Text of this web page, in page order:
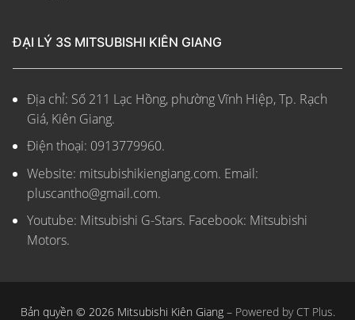
ĐẠI LÝ 3S MITSUBISHI KIÊN GIANG
Địa chỉ: Số 211 Lạc Hồng, phường Vĩnh Hiệp, Tp. Rạch
Giá, Kiên Giang.
Điện thoại: 0913779960.
Website: mitsubishikiengiang.com. Email:
pluscantho@gmail.com.
Youtube: Mitsubishi G-Stars. Facebook: Mitsubishi
Motors.
Bản quyền © 2026 Mitsubishi Kiên Giang – Powered by CT Plus.